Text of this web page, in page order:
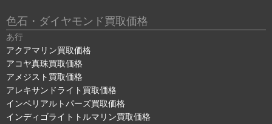
色石・ダイヤモンド買取価格
あ行
アクアマリン買取価格
アコヤ真珠買取価格
アメジスト買取価格
アレキサンドライト買取価格
インペリアルトパーズ買取価格
インディゴライトトルマリン買取価格